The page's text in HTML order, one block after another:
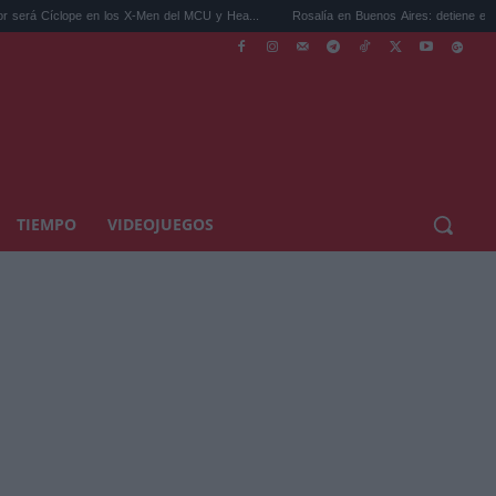
los X-Men del MCU y Hea... Rosalía en Buenos Aires: detiene el tráfico y se s...
TIEMPO VIDEOJUEGOS